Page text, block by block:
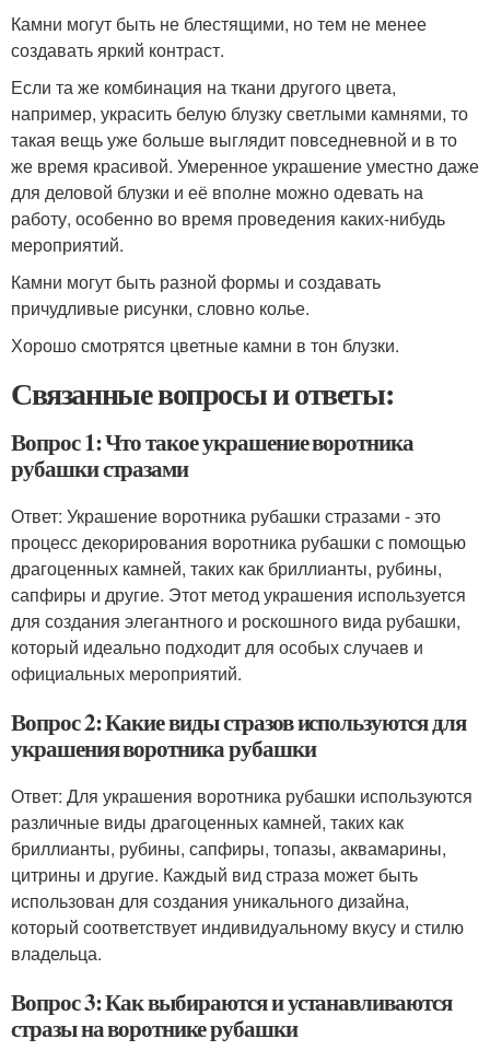
Камни могут быть не блестящими, но тем не менее
создавать яркий контраст.
Если та же комбинация на ткани другого цвета,
например, украсить белую блузку светлыми камнями, то
такая вещь уже больше выглядит повседневной и в то
же время красивой. Умеренное украшение уместно даже
для деловой блузки и её вполне можно одевать на
работу, особенно во время проведения каких-нибудь
мероприятий.
Камни могут быть разной формы и создавать
причудливые рисунки, словно колье.
Хорошо смотрятся цветные камни в тон блузки.
Связанные вопросы и ответы:
Вопрос 1: Что такое украшение воротника
рубашки стразами
Ответ: Украшение воротника рубашки стразами - это
процесс декорирования воротника рубашки с помощью
драгоценных камней, таких как бриллианты, рубины,
сапфиры и другие. Этот метод украшения используется
для создания элегантного и роскошного вида рубашки,
который идеально подходит для особых случаев и
официальных мероприятий.
Вопрос 2: Какие виды стразов используются для
украшения воротника рубашки
Ответ: Для украшения воротника рубашки используются
различные виды драгоценных камней, таких как
бриллианты, рубины, сапфиры, топазы, аквамарины,
цитрины и другие. Каждый вид страза может быть
использован для создания уникального дизайна,
который соответствует индивидуальному вкусу и стилю
владельца.
Вопрос 3: Как выбираются и устанавливаются
стразы на воротнике рубашки